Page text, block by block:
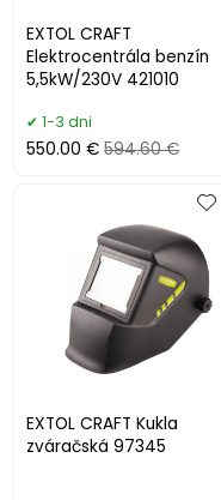
EXTOL CRAFT
Elektrocentrála benzín
5,5kW/230V 421010
1-3 dni
550.00 € 594.60 €
EXTOL CRAFT Kukla
zváračská 97345